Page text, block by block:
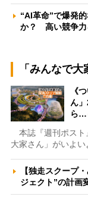
“AI革命”で爆発
か？ 高い競争力
「みんなで
《
ん
ら…
本誌『週刊ポスト
大家さん」がいよ
【独走スクープ
ジェクト”の計画